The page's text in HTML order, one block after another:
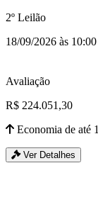
2º Leilão
18/09/2026 às 10:00
Avaliação
R$ 224.051,30
Economia de até
Ver Detalhes